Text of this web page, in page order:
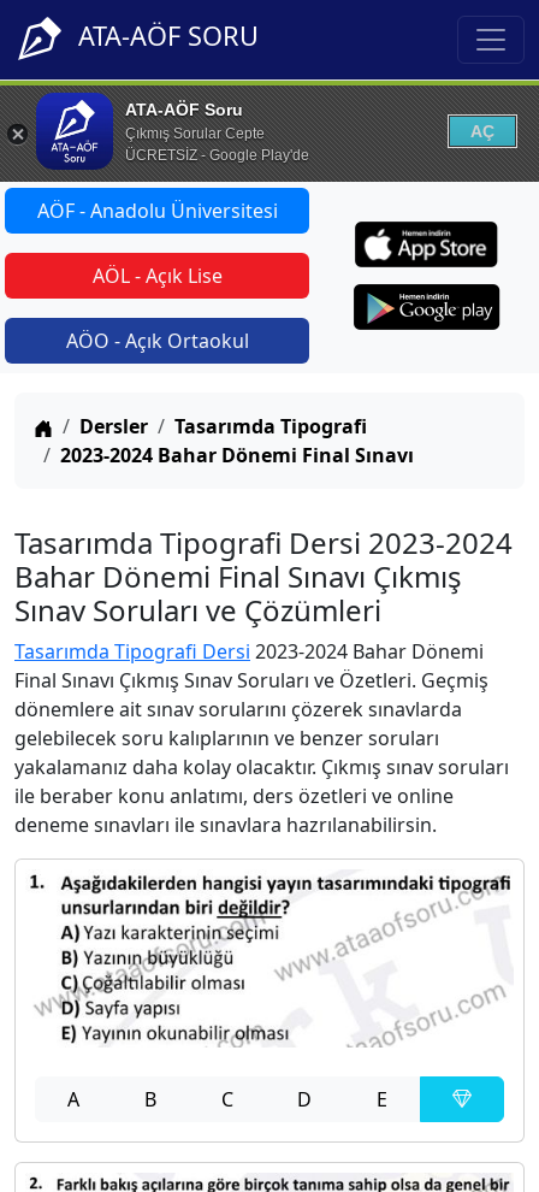
ATA-AÖF SORU
ATA-AÖF Soru
Çıkmış Sorular Cepte
ÜCRETSİZ - Google Play'de
AÇ
AÖF - Anadolu Üniversitesi
AÖL - Açık Lise
AÖO - Açık Ortaokul
Anasayfa
Dersler
Tasarımda Tipografi
2023-2024 Bahar Dönemi Final Sınavı
Tasarımda Tipografi Dersi 2023-2024
Bahar Dönemi Final Sınavı Çıkmış
Sınav Soruları ve Çözümleri
Tasarımda Tipografi Dersi 2023-2024 Bahar Dönemi
Final Sınavı Çıkmış Sınav Soruları ve Özetleri. Geçmiş
dönemlere ait sınav sorularını çözerek sınavlarda
gelebilecek soru kalıplarının ve benzer soruları
yakalamanız daha kolay olacaktır. Çıkmış sınav soruları
ile beraber konu anlatımı, ders özetleri ve online
deneme sınavları ile sınavlara hazrılanabilirsin.
A B C D E